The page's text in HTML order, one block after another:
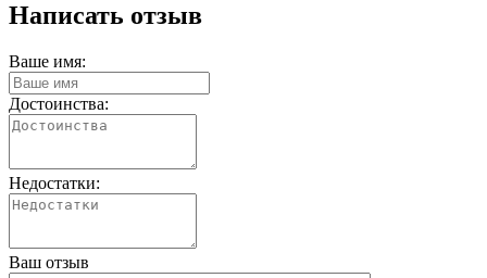
Написать отзыв
Ваше имя:
Достоинства:
Недостатки:
Ваш отзыв